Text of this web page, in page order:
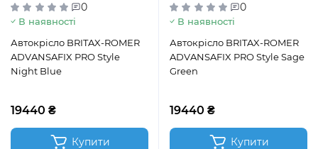
0
В наявності
Автокрісло BRITAX-ROMER
ADVANSAFIX PRO Style
Night Blue
19440 ₴
Купити
0
В наявності
Автокрісло BRITAX-ROMER
ADVANSAFIX PRO Style Sage
Green
19440 ₴
Купити